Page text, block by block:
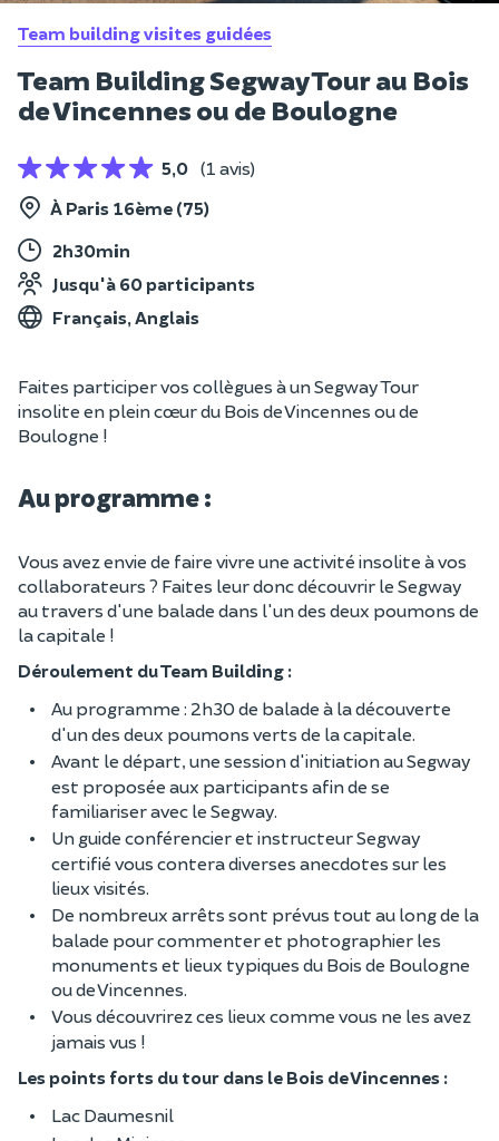
Team building visites guidées
Team Building Segway Tour au Bois
de Vincennes ou de Boulogne
5,0 (1 avis)
À Paris 16ème (75)
2h30min
Jusqu'à 60 participants
Français, Anglais
Faites participer vos collègues à un Segway Tour
insolite en plein cœur du Bois de Vincennes ou de
Boulogne !
Au programme :
Vous avez envie de faire vivre une activité insolite à vos
collaborateurs ? Faites leur donc découvrir le Segway
au travers d'une balade dans l'un des deux poumons de
la capitale !
Déroulement du Team Building :
Au programme : 2h30 de balade à la découverte
d'un des deux poumons verts de la capitale.
Avant le départ, une session d'initiation au Segway
est proposée aux participants afin de se
familiariser avec le Segway.
Un guide conférencier et instructeur Segway
certifié vous contera diverses anecdotes sur les
lieux visités.
De nombreux arrêts sont prévus tout au long de la
balade pour commenter et photographier les
monuments et lieux typiques du Bois de Boulogne
ou de Vincennes.
Vous découvrirez ces lieux comme vous ne les avez
jamais vus !
Les points forts du tour dans le Bois de Vincennes :
Lac Daumesnil